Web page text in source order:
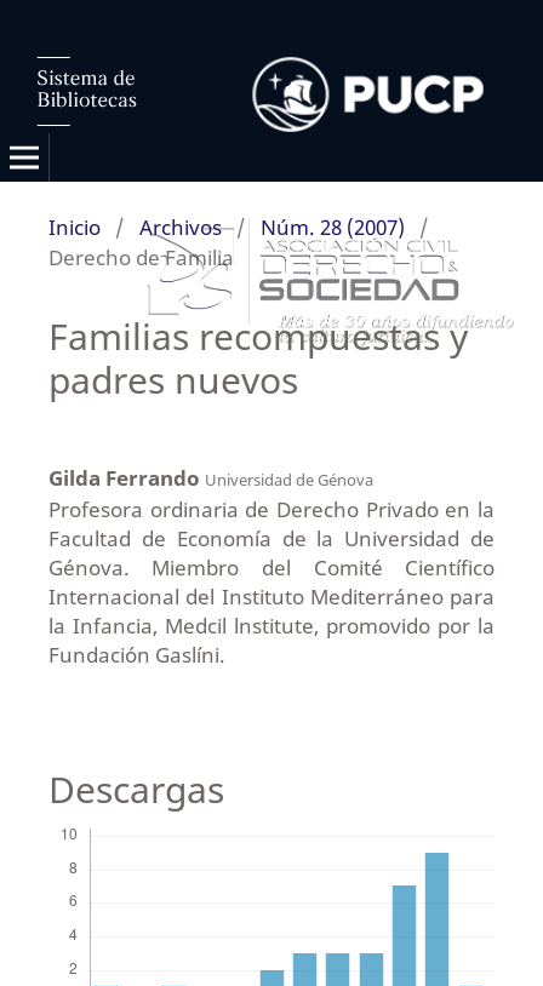
Inicio / Archivos / Núm. 28 (2007)
/
Derecho de Familia
Familias recompuestas y
padres nuevos
Gilda Ferrando Universidad de Génova
Profesora ordinaria de Derecho Privado en la
Facultad de Economía de la Universidad de
Génova. Miembro del Comité Científico
Internacional del Instituto Mediterráneo para
la Infancia, Medcil lnstitute, promovido por la
Fundación Gaslíni.
Descargas